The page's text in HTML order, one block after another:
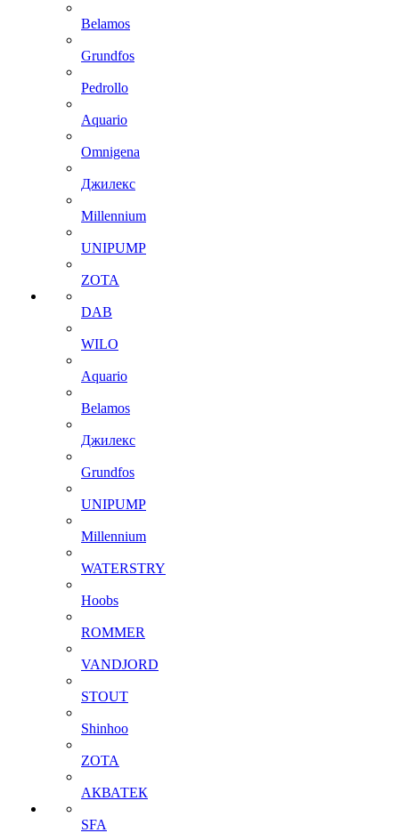
Belamos
Grundfos
Pedrollo
Aquario
Omnigena
Джилекс
Millennium
UNIPUMP
ZOTA
DAB
WILO
Aquario
Belamos
Джилекс
Grundfos
UNIPUMP
Millennium
WATERSTRY
Hoobs
ROMMER
VANDJORD
STOUT
Shinhoo
ZOTA
АКВАТЕК
SFA